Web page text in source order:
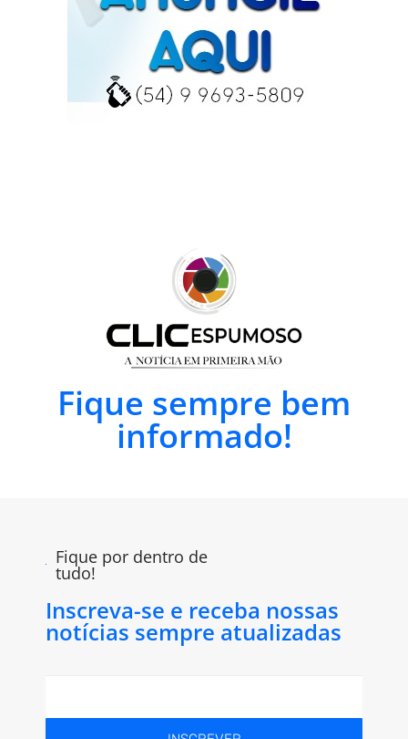
Fique sempre bem
informado!
Fique por dentro de
tudo!
Inscreva-se e receba nossas
notícias sempre atualizadas